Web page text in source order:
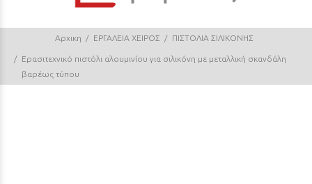
Αρχικη ΕΡΓΑΛΕΙΑ ΧΕΙΡΟΣ ΠΙΣΤΟΛΙΑ ΣΙΛΙΚΟΝΗΣ
Ερασιτεχνικό πιστόλι αλουμινίου για σιλικόνη με μεταλλική σκανδάλη
βαρέως τύπου